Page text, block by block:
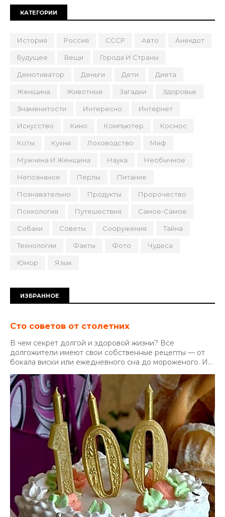
КАТЕГОРИИ
История Россия СССР Авто Анекдот
Будущее Вещи Города И Страны
Демотиватор Деньги Дети Диета
Женщина Животные Загадки Здоровье
Знаменитости Интересно Интернет
Искусство Кино Компьютер Космос
Коты Кухня Лоховодство Миф
Мужчина И Женщина Наука Необычное
Непознаное Перлы Питание
Познавательно Продукты Пророчество
Психология Путешествия Самое-Самое
Собаки Советы Сооружения Тайна
Технологии Факты Фото Чудеса
Юмор Язык
ИЗБРАННОЕ
Сто советов от столетних
В чем секрет долгой и здоровой жизни? Все
долгожители имеют свои собственные рецепты — от
бокала виски или ежедневного сна до мороженого. И...